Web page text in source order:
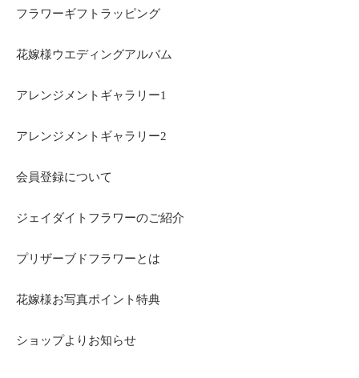
フラワーギフトラッピング
花嫁様ウエディングアルバム
アレンジメントギャラリー1
アレンジメントギャラリー2
会員登録について
ジェイダイトフラワーのご紹介
プリザーブドフラワーとは
花嫁様お写真ポイント特典
ショップよりお知らせ